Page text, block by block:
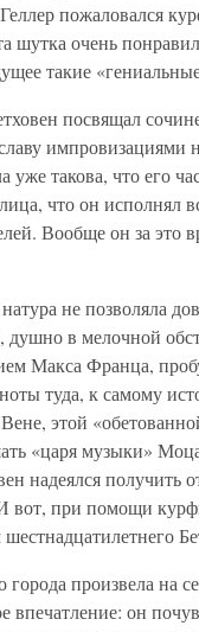
пожаловался
шутка очень
такие
посвящал
такова, что его
что он исполнял
Вообще он за это
не позволяла
душно в мелочной
Макса Франца,
туда, к самому
этой
«царя музыки»
надеялся получить
при помощи
произвела на
впечатление: он